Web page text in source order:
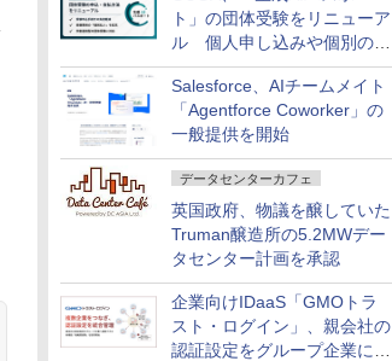
ト」の団体受験をリニューア
ル 個人申し込みや個別の支
払いなどに対応
Salesforce、AIチームメイト
「Agentforce Coworker」の
一般提供を開始
データセンターカフェ
英国政府、物議を醸していた
Truman醸造所の5.2MWデー
タセンター計画を承認
企業向けIDaaS「GMOトラ
スト・ログイン」、親会社の
認証設定をグループ企業に展